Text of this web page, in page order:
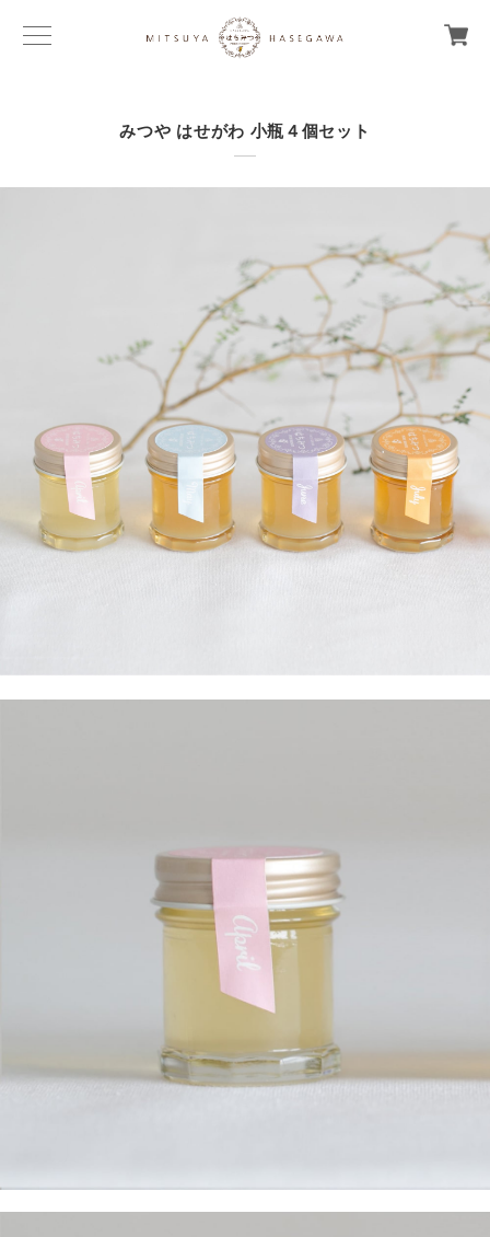
みつや はせがわ 小瓶４個セット